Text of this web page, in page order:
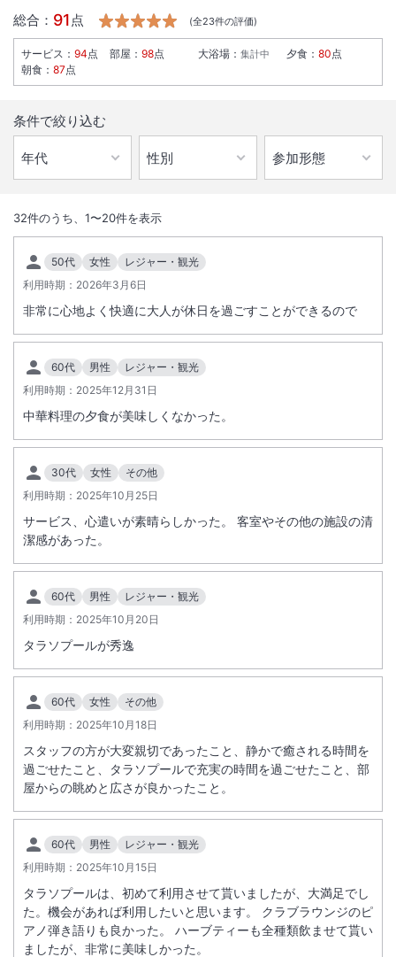
青く輝く南海に包まれたもう一つのブセナで過ごす休日が、心ほどける
ような非日常へと誘います。
内、ワンポイントタトゥ含む全ての入れ墨の露出をご遠慮いただいてお
ります。レストランはディナータイムは華やかな服装でお越しくださ
い。詳しくは公式HPをご覧ください。
全館禁煙となります。ホテル敷地内は宿泊者専用となっております。ご
駐車場あり
サステナビリティへの取り組み
施設からのお知らせ
■駐車場料金改定のお知らせ■
2026年4月1日（水）より、ご宿泊の際の駐車料金を1台につき1泊￥2,0
（改定前：1泊1台 1,500円(税込み）
※2025年9月30日(火)までに2026年4月1日(水)以降の宿泊をご予約済み
のお客様には、￥1,500(税込み)で対応させていただきます。
■「タラソプール」定期メンテナンス実施についてのお知らせ■
下記期間につきまして「タラソプール」の定期メンテナンス作業を行い
ます。
対象施設：ウェルネスタラソ 「タラソプール」（温海水プール）
利用停止期間：2027年1月12日（火） ～ 1月21日（木） 10日間
内容：「タラソプール」水抜き清掃及びメンテナンス(音出し作業)
※作業音発生時間9:00～17:00
本件に関するお問い合わせ： ザ・テラスクラブ ウェルネスタラソ アッ
ト ブセナ
「タラソレセプション」
電話：0980-51-1113（ホテル代表）
※重要なお知らせです。必ず続きをご確認ください。
総合： 91 点 (全23件の評価)
サービス ： 94点 部屋 ： 98点 大浴場 ： 集計中 夕食 ： 80点
朝食 ： 87点
条件で絞り込む
32件のうち、 1〜20件を表示
50代 女性
レジャー・観光
利用時期： 2026年3月6日
非常に心地よく快適に大人が休日を過ごすことができるので
60代 男性
レジャー・観光
利用時期： 2025年12月31日
中華料理の夕食が美味しくなかった。
30代 女性
その他
利用時期： 2025年10月25日
サービス、心遣いが素晴らしかった。 客室やその他の施設の清
潔感があった。
60代 男性
レジャー・観光
利用時期： 2025年10月20日
タラソプールが秀逸
60代 女性
その他
利用時期： 2025年10月18日
スタッフの方が大変親切であったこと、静かで癒される時間を
過ごせたこと、タラソプールで充実の時間を過ごせたこと、部
屋からの眺めと広さが良かったこと。
60代 男性
レジャー・観光
利用時期： 2025年10月15日
タラソプールは、初めて利用させて貰いましたが、大満足でし
た。機会があれば利用したいと思います。 クラブラウンジのピ
アノ弾き語りも良かった。 ハーブティーも全種類飲ませて貰い
ましたが、非常に美味しかった。